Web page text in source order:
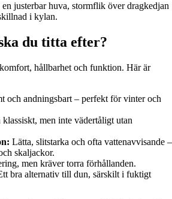
justerbar huva, stormflik över dragkedjan
i kylan.
du titta efter?
hållbarhet och funktion. Här är
och andningsbart – perfekt för vinter och
klassiskt, men inte vädertåligt utan
Lätta, slitstarka och ofta vattenavvisande –
skaljackor.
men kräver torra förhållanden.
bra alternativ till dun, särskilt i fuktigt